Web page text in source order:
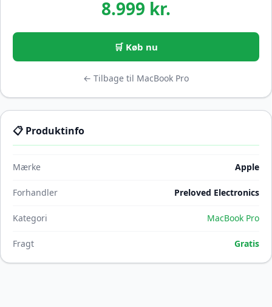
8.999 kr.
🛒 Køb nu
← Tilbage til MacBook Pro
📋 Produktinfo
Mærke Apple
Forhandler Preloved Electronics
Kategori MacBook Pro
Fragt Gratis